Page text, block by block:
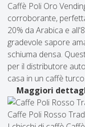
Caffè Poli Oro
corroborante,
20% da Arabica e
gradevole sapore
schiuma densa.
per il distributore
casa in un caffè turco.
Maggiori
Caffe Poli Rosso